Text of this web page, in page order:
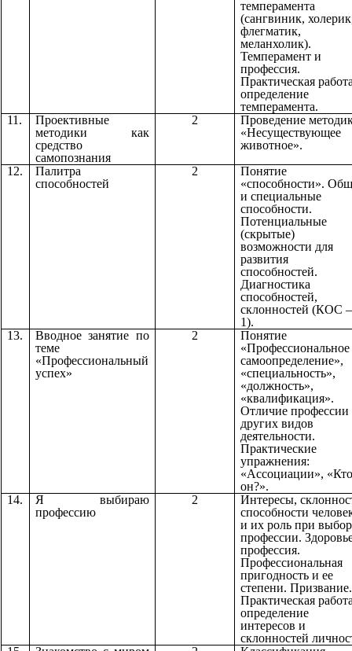
темперамента
(сангвиник,
флегматик,
меланхолик).
Темперамент и
профессия.
Практическая
определение
темперамента.
11.
Проективные
методики как
средство
самопознания
2
Проведение
«Несуществующее
животное».
12.
Палитра
способностей
2
Понятие
«способности».
и специальные
способности.
Потенциальные
(скрытые)
возможности для
развития
способностей.
Диагностика
способностей,
склонностей (КОС –
1).
13.
Вводное занятие по
теме
«Профессиональный
успех»
2
Понятие
«Профессиональное
самоопределение»,
«специальность»,
«должность»,
«квалификация».
Отличие профессии
других видов
деятельности.
Практические
упражнения:
«Ассоциации», «Кто
он?».
14.
Я выбираю
профессию
2
Интересы,
способности
и их роль при
профессии.
профессия.
Профессиональная
пригодность и ее
степени. Призвание.
Практическая
определение
интересов и
склонностей